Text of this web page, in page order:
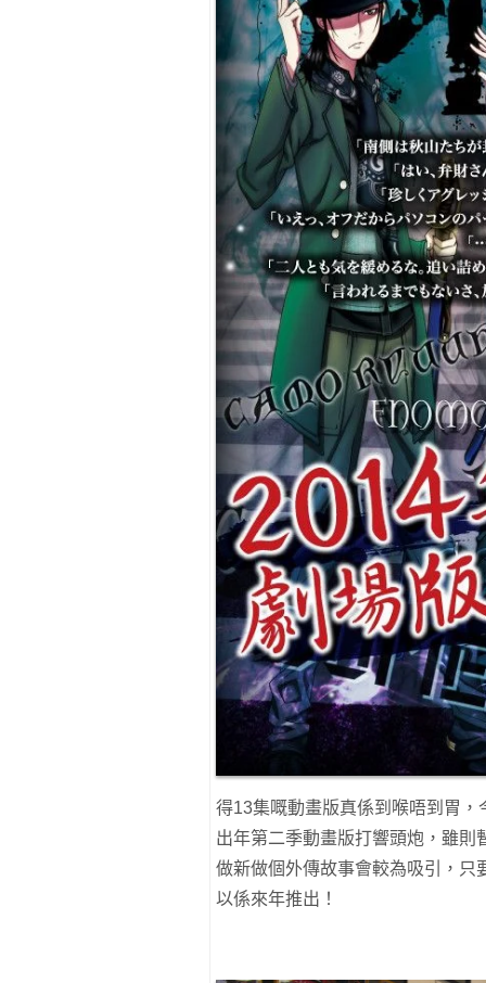
得13集嘅動畫版真係到喉唔到胃
出年第二季動畫版打響頭炮，雖
做新做個外傳故事會較為吸引，只
以係來年推出！